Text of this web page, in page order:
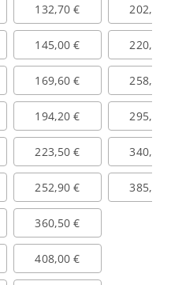
132,70 € 202,20
145,00 € 220,90
169,60 € 258,40
194,20 € 295,80
223,50 € 340,50
252,90 € 385,30
360,50 €
408,00 €